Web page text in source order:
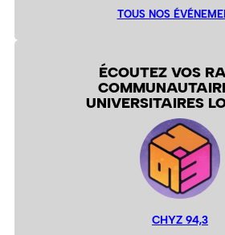
TOUS NOS
ÉCOUTEZ VOS
UNIVERSITAIRES
CHYZ 94,3